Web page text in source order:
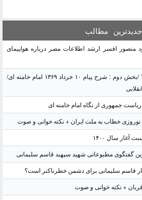
جدیدترین مطالب
منصور افسر ارشد اطلاعات مصر درباره هواپیمای
منشور گفتمان امام و انقلاب - 7 /بخش دوم : شرح پیام ۱۰ خرداد ۱۳۶۹ امام خامنه ای/
جمهوری از نگاه امام خامنه ای
نوروزی خطاب به ملت ایران + نکته خوانی و صوت
آغاز سال ۱۴۰۰
گفتگوی مطبوعاتی شهید سپهبد قاسم سلیمانی
قاسم سلیمانی برای دشمن خطرناکتر است؟
قربان + نکته خوانی و صوت